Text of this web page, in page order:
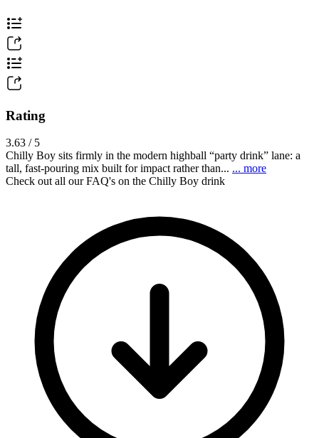
Rating
3.63 / 5
Chilly Boy sits firmly in the modern highball “party drink” lane: a
tall, fast-pouring mix built for impact rather than... ... more
Check out all our FAQ's on the Chilly Boy drink